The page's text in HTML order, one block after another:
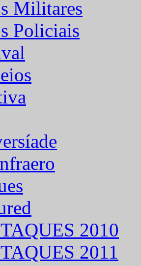
Militares
Policiais
2010
2011